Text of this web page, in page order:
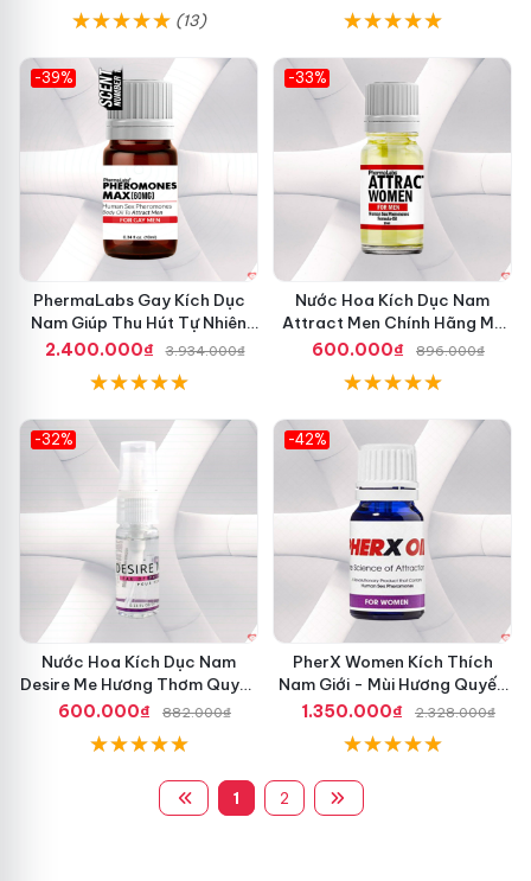
(13)
-39%
PhermaLabs Gay Kích Dục
Nam Giúp Thu Hút Tự Nhiên
An Toàn Mỹ
2.400.000₫ 3.934.000₫
-33%
Nước Hoa Kích Dục Nam
Attract Men Chính Hãng Mỹ
Tăng Ham Muốn
600.000₫ 896.000₫
-32%
Nước Hoa Kích Dục Nam
Desire Me Hương Thơm Quyến
Rũ Tăng Ham Muốn
600.000₫ 882.000₫
-42%
PherX Women Kích Thích
Nam Giới - Mùi Hương Quyến
Rũ, Hấp Dẫn
1.350.000₫ 2.328.000₫
1 2